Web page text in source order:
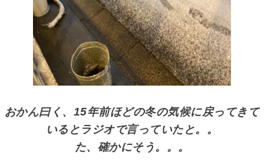
おかん曰く、 15年前ほどの冬の気候に戻ってきて
いるとラジオで言っていたと。。
た、確かにそう。。。